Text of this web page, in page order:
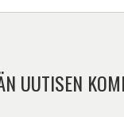
UUTISEN